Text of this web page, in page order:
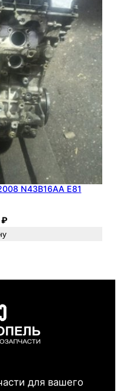
N43B16AA E81
₽
для вашего